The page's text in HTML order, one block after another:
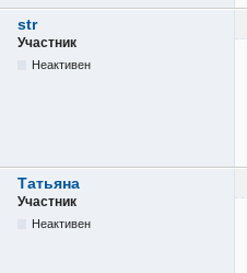
str
Участник
Неактивен
Татьяна
Участник
Неактивен